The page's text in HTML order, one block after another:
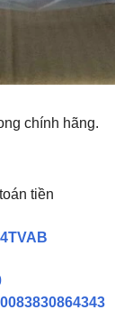
chính hãng.
tiền